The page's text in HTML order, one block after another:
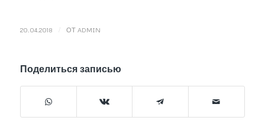
20.04.2018 ОТ ADMIN
Поделиться записью